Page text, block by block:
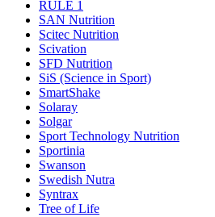
RULE 1
SAN Nutrition
Scitec Nutrition
Scivation
SFD Nutrition
SiS (Science in Sport)
SmartShake
Solaray
Solgar
Sport Technology Nutrition
Sportinia
Swanson
Swedish Nutra
Syntrax
Tree of Life